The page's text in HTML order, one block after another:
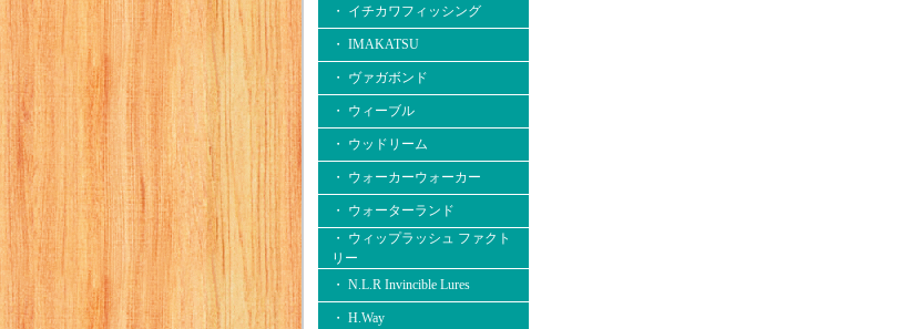
・ イチカワフィッシング
・ IMAKATSU
・ ヴァガボンド
・ ウィーブル
・ ウッドリーム
・ ウォーカーウォーカー
・ ウォーターランド
・ ウィップラッシュ ファクト
リー
・ N.L.R Invincible Lures
・ H.Way